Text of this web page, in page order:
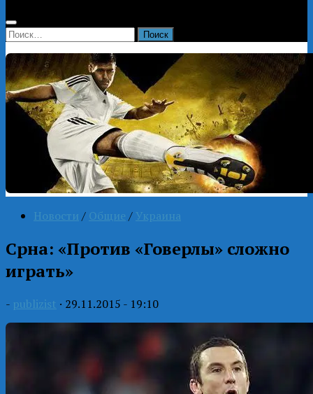
Найти:
Новости / Общие / Украина
Срна: «Против «Говерлы» сложно
играть»
- publizist · 29.11.2015 - 19:10